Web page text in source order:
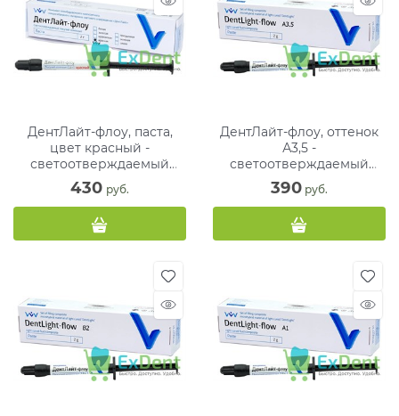
ДентЛайт-флоу, паста,
цвет красный -
светоотверждаемый
композитный материал (1
х 2 г)
430 руб.
ДентЛайт-флоу, оттенок
А3,5 -
светоотверждаемый
текучий композитный
материал (1 х 2 г)
390 руб.